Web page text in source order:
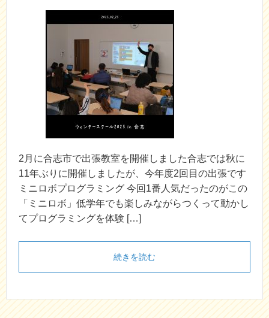
2月に合志市で出張教室を開催しました合志では秋に
11年ぶりに開催しましたが、今年度2回目の出張です
ミニロボプログラミング 今回1番人気だったのがこの
「ミニロボ」低学年でも楽しみながらつくって動かし
てプログラミングを体験 […]
続きを読む